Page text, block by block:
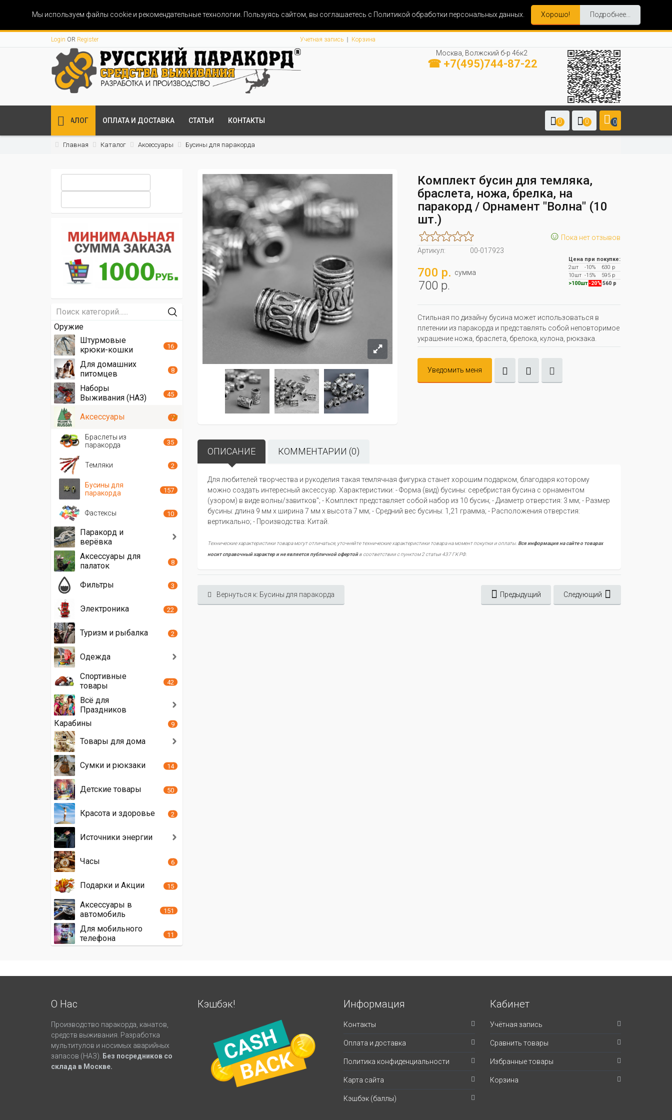
Мы используем файлы cookie и рекомендательные технологии. Пользуясь сайтом, вы соглашаетесь с Политикой обработки персональных данных. Хорошо! Подробнее...
Login OR Register Учетная запись Корзина
Москва, Волжский б-р 46к2
☎ +7(495)744-87-22
КАТАЛОГ ОПЛАТА И ДОСТАВКА СТАТЬИ КОНТАКТЫ 0 0 0
Главная Каталог Аксессуары Бусины для паракорда
Комплект бусин для темляка,
браслета, ножа, брелка, на
паракорд / Орнамент "Волна" (10
шт.)
☺ Пока нет отзывов
Артикул:
00-017923
700 р. сумма
700 р.
Цена при покупке:
2шт
-10%
630 р
10шт -15%
595 р
>100шт -20% 560 р
Стильная по дизайну бусина может использоваться в
плетении из паракорда и представлять собой неповторимое
украшение ножа, браслета, брелока, кулона, рюкзака.
Уведомить меня
ОПИСАНИЕ КОММЕНТАРИИ (0)
Для любителей творчества и рукоделия такая темлячная фигурка станет хорошим подарком, благодаря которому
можно создать интересный аксессуар. Характеристики: - Форма (вид) бусины: серебристая бусина с орнаментом
(узором) в виде волны/завитков"; - Комплект представляет собой набор из 10 бусин; - Диаметр отверстия: 3 мм; - Размер
бусины: длина 9 мм х ширина 7 мм х высота 7 мм; - Средний вес бусины: 1,21 грамма; - Расположения отверстия:
вертикально; - Производства: Китай.
Технические характеристики товара могут отличаться, уточняйте технические характеристики товара на момент покупки и оплаты. Вся информация на сайте о товарах
носит справочный характер и не является публичной офертойв соответствии с пунктом 2 статьи 437 ГК РФ.
Вернуться к: Бусины для паракорда Предыдущий Следующий
Оружие
Штурмовые
крюки-кошки
16
Для домашних
питомцев
8
Наборы
Выживания (НАЗ)
45
Аксессуары 7
Браслеты из
паракорда
35
Темляки 2
Бусины для
паракорда
157
Фастексы 10
Паракорд и
верёвка
Аксессуары для
палаток
8
Фильтры 3
Электроника 22
Туризм и рыбалка 2
Одежда
Спортивные
товары
42
Всё для
Праздников
Карабины
9
Товары для дома
Сумки и рюкзаки 14
Детские товары 50
Красота и здоровье 2
Источники энергии
Часы 6
Подарки и Акции 15
Аксессуары в
автомобиль
151
Для мобильного
телефона
11
О Нас
Производство паракорда, канатов,
средств выживания. Разработка
мультитулов и носимых аварийных
запасов (НАЗ).
Без посредников со
склада в Москве.
Кэшбэк! Информация
Контакты
Оплата и доставка
Политика конфиденциальности
Карта сайта
Кэшбэк (баллы)
Кабинет
Учётная запись
Сравнить товары
Избранные товары
Корзина